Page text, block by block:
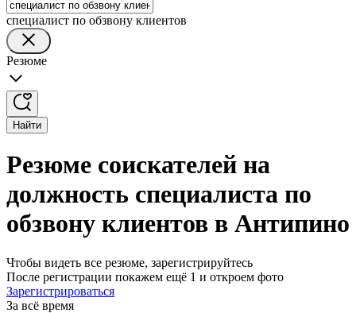
специалист по обзвону клиентов
Резюме
Найти
Резюме соискателей на
должность специалиста по
обзвону клиентов в Антипино
Чтобы видеть все резюме, зарегистрируйтесь
После регистрации покажем ещё 1 и откроем фото
Зарегистрироваться
За всё время